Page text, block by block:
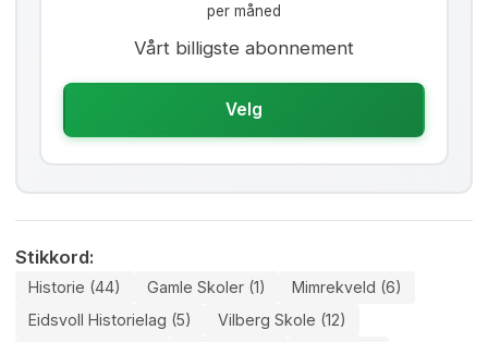
per måned
Vårt billigste abonnement
Velg
Stikkord:
Historie (44) Gamle Skoler (1)
Mimrekveld (6)
Eidsvoll Historielag (5)
Vilberg Skole (12)